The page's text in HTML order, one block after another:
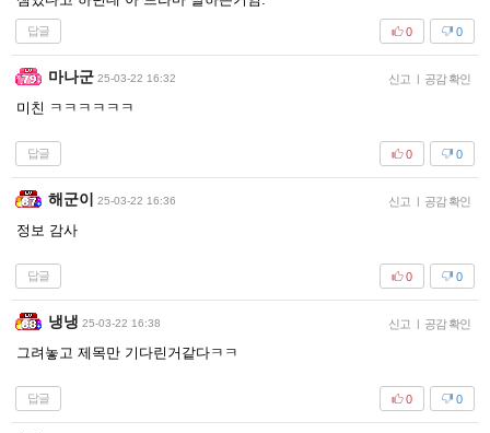
답글 0
0
마나군 25-03-22 16:32 신고 공감 확인
미친 ㅋㅋㅋㅋㅋㅋ
답글 0
0
해군이 25-03-22 16:36 신고 공감 확인
정보 감사
답글 0
0
냉냉 25-03-22 16:38 신고 공감 확인
그려놓고 제목만 기다린거같다ㅋㅋ
답글 0
0